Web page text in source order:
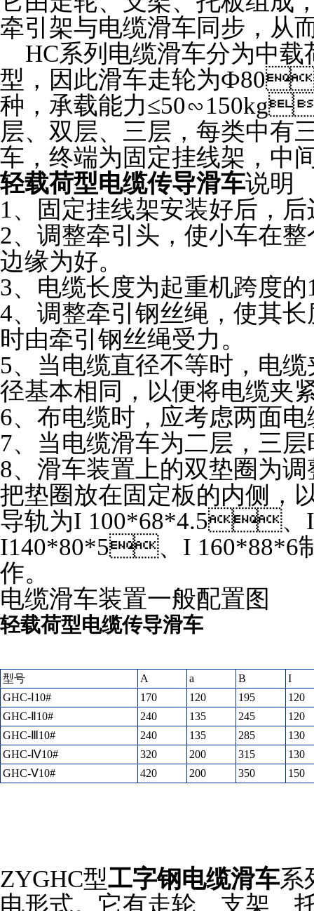
牵引架与电缆滑车同步，从
HC系列电缆滑车分为中载荷型
型，因此滑车走轮为
种，承载能力
层、双层、三层，每类
车，终端为固定挂线架，
轻载荷型电缆传导滑车说明
1、固定挂线架安装好后，
2、调整牵引头，使小
边缘为好。
3、电缆长度为起重机跨度的
4、调整牵引钢丝绳，使
时由牵引钢丝绳受力。
5、当电缆直径不等时，
径基本相同，以便将电缆夹紧
6、布电缆时，应考虑两面
7、当电缆滑车为二层，三层
8、滑车装置上的双垫圈为调
把垫圈放在固定板的内侧，
导轨为I 100*68*4.5
I140*80*5、I 160*88*6制
作。
电缆滑车装置一般配置图
轻载荷型电缆传导滑车
型号 A a B
I
GHC-Ⅰ10#
170 120 195
120
GHC-Ⅱ10#
240 135 245
120
GHC-Ⅲ10#
240 135 285
130
GHC-Ⅳ10#
320 200 315
130
GHC-Ⅴ10#
420 200 350 150
ZYGHC型工字钢电缆滑车系
电形式。它有走轮、支架